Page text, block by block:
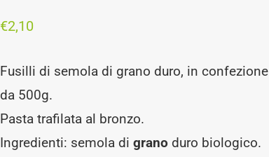
€2,10
Fusilli di semola di grano duro, in confezione
da 500g.
Pasta trafilata al bronzo.
Ingredienti: semola di grano duro biologico.